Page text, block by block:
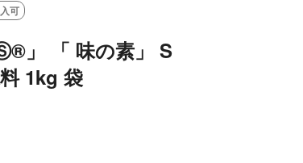
可
」 「 味の素」 S
1kg 袋